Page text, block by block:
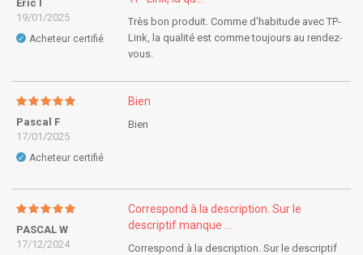
Eric I
19/01/2025
✓ Acheteur certifié
Très bon produit. Comme d'habitude avec TP-
Link, la qualité est comme toujours au rendez-
vous.
Pascal F
17/01/2025
✓ Acheteur certifié
Bien
Bien
PASCAL W
17/12/2024
Correspond à la description. Sur le
descriptif manque ...
Correspond à la description. Sur le descriptif